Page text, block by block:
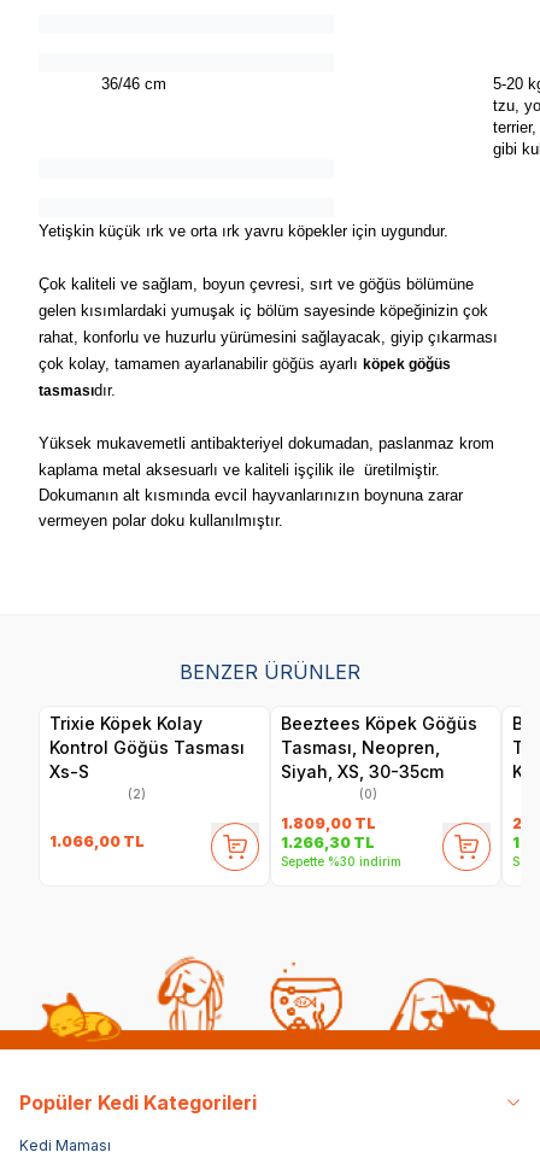
36/46 cm
5-20
tzu,
gibi
Yetişkin küçük ırk ve orta ırk yavru köpekler için uygundur.​
Çok kaliteli ve sağlam, boyun çevresi, sırt ve göğüs bölümüne
gelen kısımlardaki yumuşak iç bölüm sayesinde köpeğinizin çok
rahat, konforlu ve huzurlu yürümesini sağlayacak, giyip çıkarması
çok kolay, tamamen ayarlanabilir göğüs ayarlı köpek göğüs
tasmasıdır.
Yüksek mukavemetli antibakteriyel dokumadan, paslanmaz krom
kaplama metal aksesuarlı ve kaliteli işçilik ile üretilmiştir.
Dokumanın alt kısmında evcil hayvanlarınızın boynuna zarar
vermeyen polar doku kullanılmıştır.
BENZER ÜRÜNLER
Trixie Köpek Kolay
Kontrol Göğüs Tasması
Xs-S
(2)
1.066,00 TL
Beeztees Köpek Göğüs
Tasması, Neopren,
Siyah, XS, 30-35cm
(0)
1.809,00 TL
1.266,30 TL
Sepette %30 indirim
Popüler Kedi Kategorileri
Kedi Maması